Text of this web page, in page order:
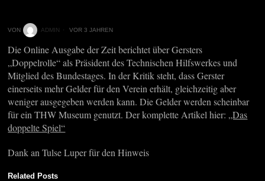
VON ADMIN VOR 3 JAHREN
Die Online Ausgabe der Zeit berichtet über Gersters
„Doppelrolle“ als Präsident des Technischen Hilfswerkes und
Mitglied des Bundestages. In der Kritik steht, dass Gerster
einerseits mehr Gelder für den Verein erhält, gleichzeitig aber
weniger ausgegeben werden kann. Die Gelder werden scheinbar
für ein THW Museum genutzt. Der komplette Artikel hier: „Das
doppelte Spiel“
Dank an Tulse Luper für den Hinweis
Related Posts